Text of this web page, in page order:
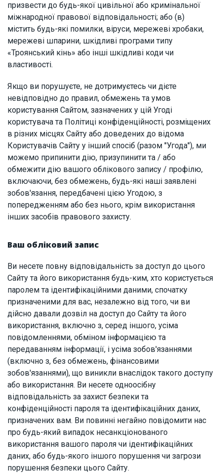
призвести до будь-якої цивільної або кримінальної
міжнародної правової відповідальності; або (в)
містить будь-які помилки, віруси, мережеві хробаки,
мережеві шпарини, шкідливі програми типу
«Троянський кінь» або інші шкідливі коди чи
властивості.
Якщо ви порушуєте, не дотримуєтесь чи дієте
невідповідно до правил, обмежень та умов
користування Сайтом, зазначених у цій Угоді
користувача та Політиці конфіденційності, розміщених
в різних місцях Сайту або доведених до відома
Користувачів Сайту у інший спосіб (разом "Угода"), ми
можемо припинити дію, призупинити та / або
обмежити дію вашого облікового запису / профілю,
включаючи, без обмежень, будь-які наші заявлені
зобов'язання, передбачені цією Угодою, з
попередженням або без нього, крім використання
інших засобів правового захисту.
Ваш обліковий запис
Ви несете повну відповідальність за доступ до цього
Сайту та його використання будь-ким, хто користується
паролем та ідентифікаційними даними, спочатку
призначеними для вас, незалежно від того, чи ви
дійсно давали дозвіл на доступ до Сайту та його
використання, включно з, серед іншого, усіма
повідомленнями, обміном інформацією та
передаванням інформації, і усіма зобов'язаннями
(включно з, без обмежень, фінансовими
зобов'язаннями), що виникли внаслідок такого доступу
або використання. Ви несете одноосібну
відповідальність за захист безпеки та
конфіденційності пароля та ідентифікаційних даних,
призначених вам. Ви повинні негайно повідомити нас
про будь-який випадок несанкціонованого
використання вашого пароля чи ідентифікаційних
даних, або будь-якого іншого порушення чи загрози
порушення безпеки цього Сайту.